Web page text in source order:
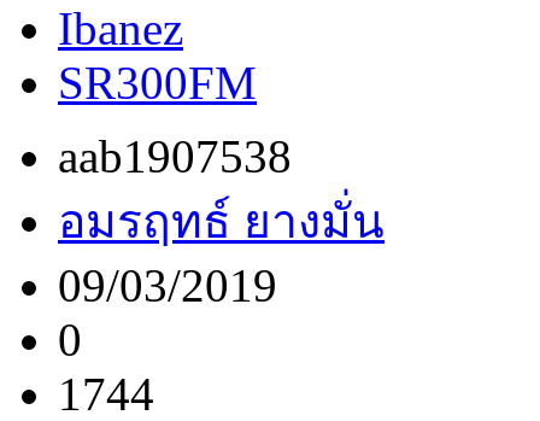
Ibanez
SR300FM
aab1907538
อมรฤทธ์ ยางมั่น
09/03/2019
0
1744